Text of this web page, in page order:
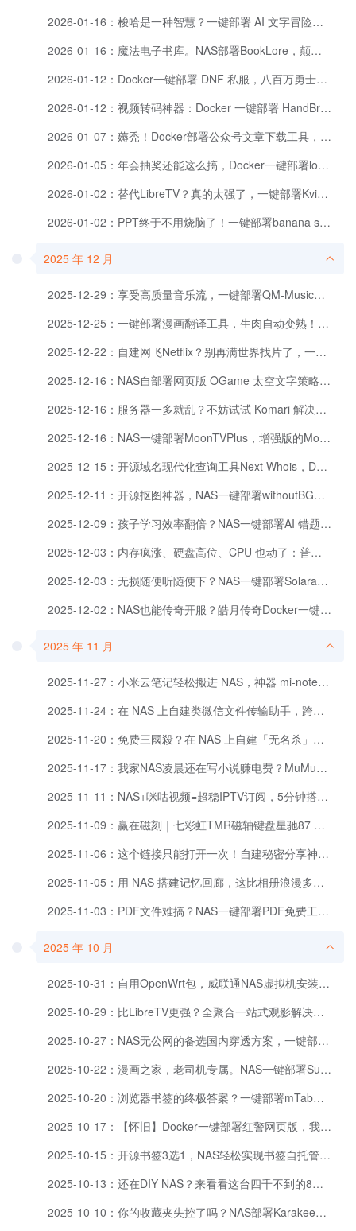
2026-01-16：梭哈是一种智慧？一键部署 AI 文字冒险游戏《浮生十梦》，玩一次就上头
2026-01-16：魔法电子书库。NAS部署BookLore，颠覆你的阅读和管理体验～
2026-01-12：Docker一键部署 DNF 私服，八百万勇士集合！
2026-01-12：视频转码神器：Docker 一键部署 HandBrake，实现自动化转码
2026-01-07：薅秃！Docker部署公众号文章下载工具，集百家长搭建个人知识库
2026-01-05：年会抽奖还能这么搞，Docker一键部署log-lottery年会抽奖程序
2026-01-02：替代LibreTV？真的太强了，一键部署Kvideo后再次刷新世界
2026-01-02：PPT终于不用烧脑了！一键部署banana slides，AI全能PPT工具
2025 年 12 月
2025-12-29：享受高质量音乐流，一键部署QM‑Music自有音乐服务器
2025-12-25：一键部署漫画翻译工具，生肉自动变熟！追漫人福音，Manga Translator
2025-12-22：自建网飞Netflix？别再满世界找片了，一键部署冬瓜TV解决问题。
2025-12-16：NAS自部署网页版 OGame 太空文字策略游戏，征服宇宙！
2025-12-16：服务器一多就乱？不妨试试 Komari 解决｜Docker一键部署
2025-12-16：NAS一键部署MoonTVPlus，增强版的Moon TV
2025-12-15：开源域名现代化查询工具Next Whois，Docker一键部署
2025-12-11：开源抠图神器，NAS一键部署withoutBG，AI 轻松去背景
2025-12-09：孩子学习效率翻倍？NAS一键部署AI 错题本，截图秒变解析题！
2025-12-03：内存疯涨、硬盘高位、CPU 也动了：普通NAS 用户怎么办？
2025-12-03：无损随便听随便下？NAS一键部署Solara开启音乐雷达，开源免费。
2025-12-02：NAS也能传奇开服？皓月传奇Docker一键开服实录。
2025 年 11 月
2025-11-27：小米云笔记轻松搬进 NAS，神器 mi-note-export 部署流程。
2025-11-24：在 NAS 上自建类微信文件传输助手，跨设备文件传输的最佳方案？wxchat部署指南
2025-11-20：免费三國殺？在 NAS 上自建「无名杀」，全员一起开黑鏖战
2025-11-17：我家NAS凌晨还在写小说赚电费？MuMuAINovel部署攻略。
2025-11-11：NAS+咪咕视频=超稳IPTV订阅，5分钟搭建秒启用
2025-11-09：赢在磁刻｜七彩虹TMR磁轴键盘星驰87 ：铝坨坨下的0.1mm狂潮
2025-11-06：这个链接只能打开一次！自建秘密分享神器，NAS一分钟部署 OTS。
2025-11-05：用 NAS 搭建记忆回廊，这比相册浪漫多了！ChronoFrame 部署分享
2025-11-03：PDF文件难搞？NAS一键部署PDF免费工具箱，50+功能齐全！
2025 年 10 月
2025-10-31：自用OpenWrt包，威联通NAS虚拟机安装ImmortalWrt实现旁路由上网
2025-10-29：比LibreTV更强？全聚合一站式观影解决方案，Docker一键部署OmniBox
2025-10-27：NAS无公网的备选国内穿透方案，一键部署ZeroNews
2025-10-22：漫画之家，老司机专属。NAS一键部署Suwayomi，开启新世界。
2025-10-20：浏览器书签的终极答案？一键部署mTab，让书签同步、管理与导航合为一体
2025-10-17：【怀旧】Docker一键部署红警网页版，我的油田我的矿
2025-10-15：开源书签3选1，NAS轻松实现书签自托管，我的书签管理方案
2025-10-13：还在DIY NAS？来看看这台四千不到的8盘品牌NAS！
2025-10-10：你的收藏夹失控了吗？NAS部署Karakeep，轻松收藏、搜索、管理一切内容。